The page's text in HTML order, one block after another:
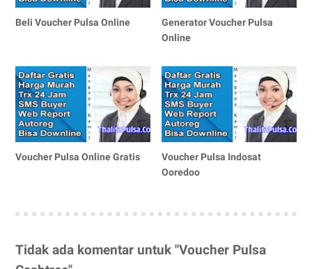
Beli Voucher Pulsa Online
Generator Voucher Pulsa
Online
Voucher Pulsa Online Gratis
Voucher Pulsa Indosat
Ooredoo
Tidak ada komentar untuk "Voucher Pulsa